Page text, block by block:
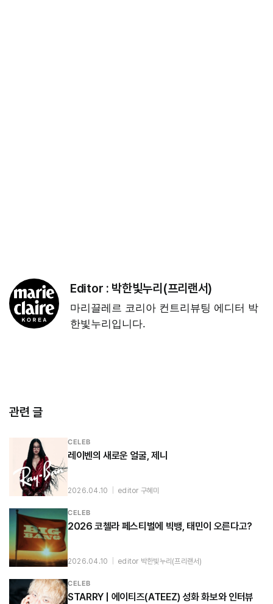
Editor : 박한빛누리(프리랜서)
마리끌레르 코리아 컨트리뷰팅 에디터 박
한빛누리입니다.
관련 글
CELEB
레이벤의 새로운 얼굴, 제니
2026.04.10 editor 구혜미
CELEB
2026 코첼라 페스티벌에 빅뱅, 태민이 오른다고?
2026.04.10 editor 박한빛누리(프리랜서)
CELEB
STARRY | 에이티즈(ATEEZ) 성화 화보와 인터뷰